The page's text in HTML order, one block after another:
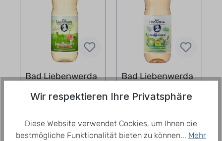
Bad Liebenwerda
- Malve -
1,0 l
12,83 € = 1,07 € / 1
zzgl. Pfand: 3,30 €
zzgl. Lieferpauschale
Bad Liebenwerda
Apfel-Zitrone-
12,83 € = 1,07 € / 1
zzgl. Pfand: 3,30 €
zzgl.Lieferpauschale
Wir respektieren Ihre Privatsphäre
Diese Website verwendet Cookies, um Ihnen die
bestmögliche Funktionalität bieten zu können... Mehr